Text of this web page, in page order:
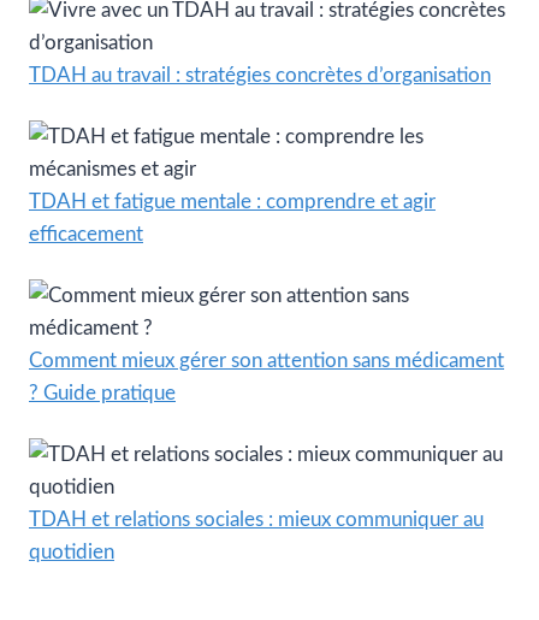
TDAH au travail : stratégies concrètes d’organisation
TDAH et fatigue mentale : comprendre et agir
efficacement
Comment mieux gérer son attention sans médicament
? Guide pratique
TDAH et relations sociales : mieux communiquer au
quotidien